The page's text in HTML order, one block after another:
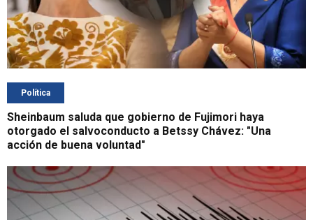
Política
Sheinbaum saluda que gobierno de Fujimori haya
otorgado el salvoconducto a Betssy Chávez: "Una
acción de buena voluntad"